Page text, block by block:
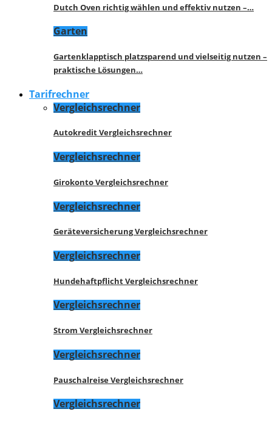
Dutch Oven richtig wählen und effektiv nutzen –…
Garten
Gartenklapptisch platzsparend und vielseitig nutzen –
praktische Lösungen…
Tarifrechner
Vergleichsrechner
Autokredit Vergleichsrechner
Vergleichsrechner
Girokonto Vergleichsrechner
Vergleichsrechner
Geräteversicherung Vergleichsrechner
Vergleichsrechner
Hundehaftpflicht Vergleichsrechner
Vergleichsrechner
Strom Vergleichsrechner
Vergleichsrechner
Pauschalreise Vergleichsrechner
Vergleichsrechner